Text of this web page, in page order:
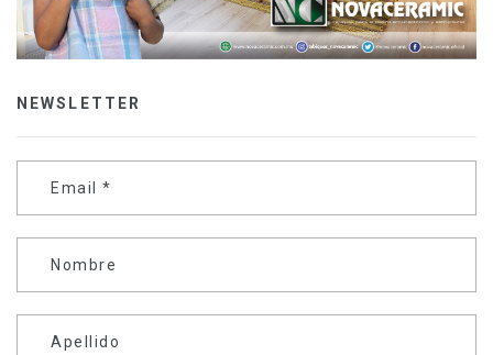
NEWSLETTER
Email *
Nombre
Apellido